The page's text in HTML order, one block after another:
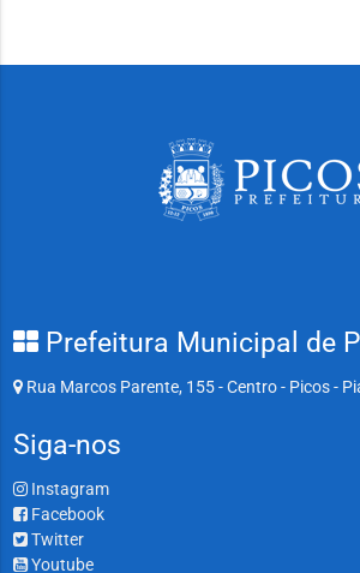
Prefeitura Municipal de
Rua Marcos Parente, 155 - Centro - Picos -
Siga-nos
Instagram
Facebook
Twitter
Youtube